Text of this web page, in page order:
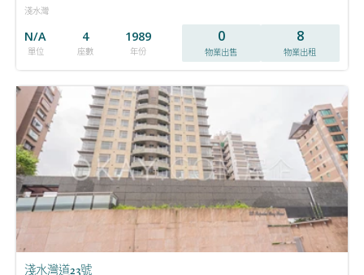
淺水灣
N/A
單位
4
座數
1989
年份
0
物業出售
8
物業出租
淺水灣道23號